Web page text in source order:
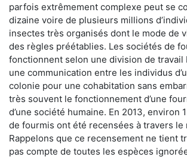
parfois extrêmement complexe peut se
dizaine voire de plusieurs millions
insectes très organisés dont le mode de
des règles préétablies. Les sociétés de
fonctionnent selon une division de travail
une communication entre les individus
colonie pour une cohabitation sans
très souvent le fonctionnement d’une
d’une société humaine. En 2013, environ
de fourmis ont été recensées à travers le
Rappelons que ce recensement ne tient
pas compte de toutes les espèces